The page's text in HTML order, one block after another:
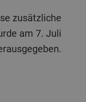
am 7. Juli